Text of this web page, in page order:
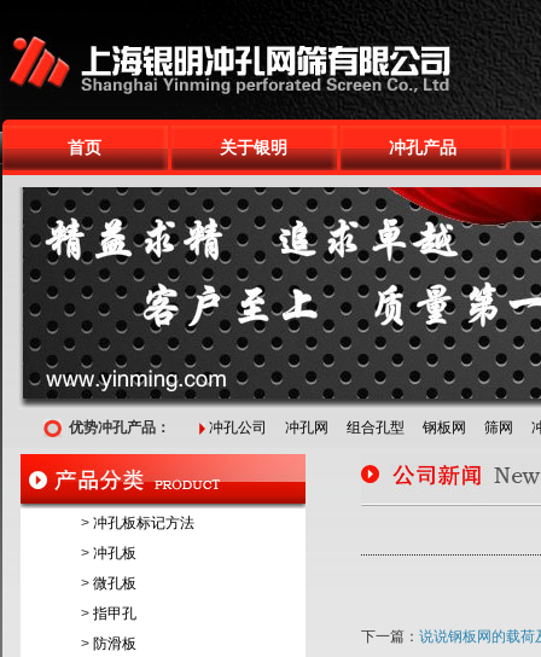
首页 关于银明 冲孔产品
优势冲孔产品： 冲孔公司 冲孔网 组合孔型 钢板网 筛网
> 冲孔板标记方法
> 冲孔板
> 微孔板
> 指甲孔
> 防滑板
下一篇： 说说钢板网的载荷